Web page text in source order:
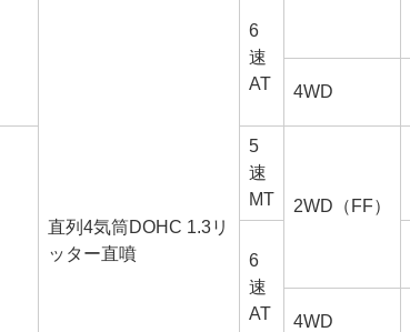
直列4気筒DOHC 1.3リ
ッター直噴
6
速
AT
4WD
5
速
MT
2WD（FF）
6
速
AT
4WD